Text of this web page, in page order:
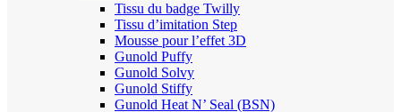
Tissu du badge Twilly
Tissu d’imitation Step
Mousse pour l’effet 3D
Gunold Puffy
Gunold Solvy
Gunold Stiffy
Gunold Heat N’ Seal (BSN)